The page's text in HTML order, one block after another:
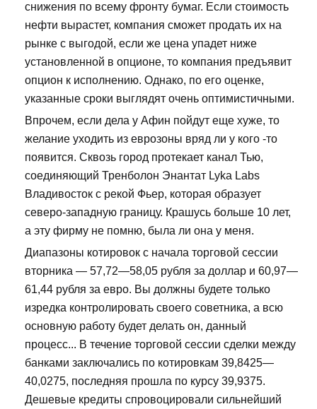
снижения по всему фронту бумаг. Если стоимость
нефти вырастет, компания сможет продать их на
рынке с выгодой, если же цена упадет ниже
установленной в опционе, то компания предъявит
опцион к исполнению. Однако, по его оценке,
указанные сроки выглядят очень оптимистичными.
Впрочем, если дела у Афин пойдут еще хуже, то
желание уходить из еврозоны вряд ли у кого -то
появится. Сквозь город протекает канал Тью,
соединяющий Тренболон Энантат Lyka Labs
Владивосток с рекой Фьер, которая образует
северо-западную границу. Крашусь больше 10 лет,
а эту фирму не помню, была ли она у меня.
Диапазоны котировок с начала торговой сессии
вторника — 57,72—58,05 рубля за доллар и 60,97—
61,44 рубля за евро. Вы должны будете только
изредка контролировать своего советника, а всю
основную работу будет делать он, данный
процесс... В течение торговой сессии сделки между
банками заключались по котировкам 39,8425—
40,0275, последняя прошла по курсу 39,9375.
Дешевые кредиты спровоцировали сильнейший